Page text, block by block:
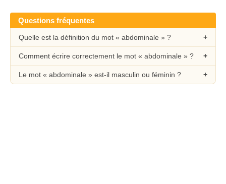
Questions fréquentes
Quelle est la définition du mot « abdominale » ?
Comment écrire correctement le mot « abdominale » ?
Le mot « abdominale » est-il masculin ou féminin ?